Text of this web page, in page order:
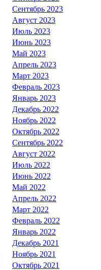
Сентябрь 2023
Август 2023
Июль 2023
Июнь 2023
Май 2023
Апрель 2023
Март 2023
Февраль 2023
Январь 2023
Декабрь 2022
Ноябрь 2022
Октябрь 2022
Сентябрь 2022
Август 2022
Июль 2022
Июнь 2022
Май 2022
Апрель 2022
Март 2022
Февраль 2022
Январь 2022
Декабрь 2021
Ноябрь 2021
Октябрь 2021